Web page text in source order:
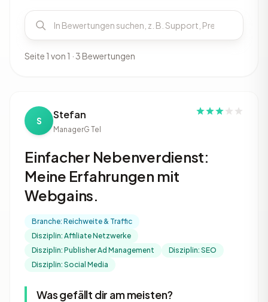
Seite 1 von 1 · 3 Bewertungen
S Stefan
ManagerG Tel
Einfacher Nebenverdienst:
Meine Erfahrungen mit
Webgains.
Branche: Reichweite & Traffic
Disziplin: Affiliate Netzwerke
Disziplin: Publisher Ad Management
Disziplin: SEO
Disziplin: Social Media
Was gefällt dir am meisten?